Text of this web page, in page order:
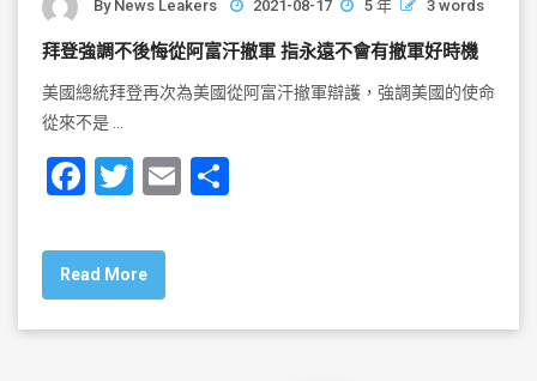
By News Leakers 2021-08-17 5 年 3 words
拜登強調不後悔從阿富汗撤軍 指永遠不會有撤軍好時機
美國總統拜登再次為美國從阿富汗撤軍辯護，強調美國的使命
從來不是 …
F
c
e
b
T
tt
er
E
Read More